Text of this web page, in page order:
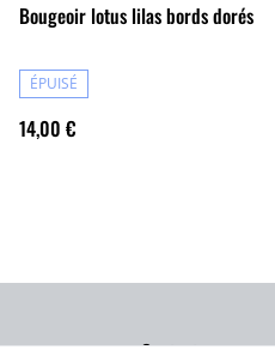
Bougeoir lotus lilas bords dorés
ÉPUISÉ
14,00 €